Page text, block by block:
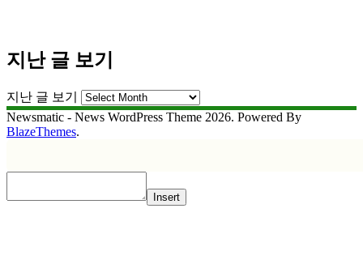
지난 글 보기
지난 글 보기
Newsmatic - News WordPress Theme 2026. Powered By
BlazeThemes.
Insert